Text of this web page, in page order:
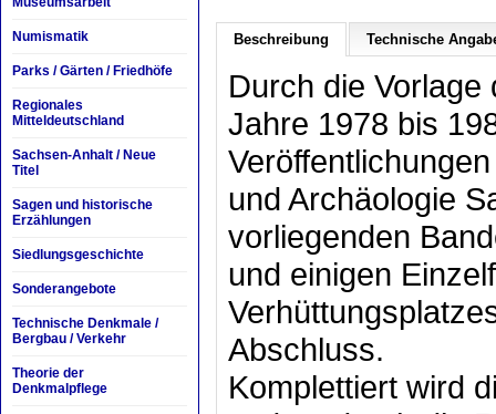
Numismatik
Parks / Gärten / Friedhöfe
Regionales
Mitteldeutschland
Sachsen-Anhalt / Neue
Titel
Sagen und historische
Erzählungen
Siedlungsgeschichte
Sonderangebote
Technische Denkmale /
Bergbau / Verkehr
Theorie der
Denkmalpflege
Beschreibung Technische
Durch die
Jahre 1978 bis
und Archäologie
vorliegenden
und einigen
Abschluss.
Komplettiert wird